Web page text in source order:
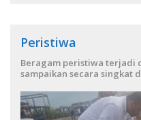
Peristiwa
Beragam peristiwa terjadi
sampaikan secara singkat